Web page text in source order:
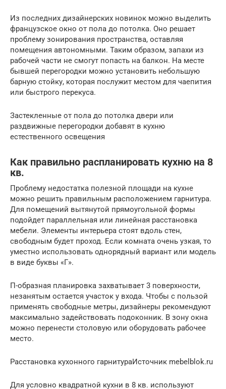
Из последних дизайнерских новинок можно выделить
французское окно от пола до потолка. Оно решает
проблему зонирования пространства, оставляя
помещения автономными. Таким образом, запахи из
рабочей части не смогут попасть на балкон. На месте
бывшей перегородки можно установить небольшую
барную стойку, которая послужит местом для чаепития
или быстрого перекуса.
Застекленные от пола до потолка двери или
раздвижные перегородки добавят в кухню
естественного освещения
Как правильно распланировать кухню на 8
кв.
Проблему недостатка полезной площади на кухне
можно решить правильным расположением гарнитура.
Для помещений вытянутой прямоугольной формы
подойдет параллельная или линейная расстановка
мебели. Элементы интерьера стоят вдоль стен,
свободным будет проход. Если комната очень узкая, то
уместно использовать однорядный вариант или модель
в виде буквы «Г».
П-образная планировка захватывает 3 поверхности,
незанятым остается участок у входа. Чтобы с пользой
применять свободные метры, дизайнеры рекомендуют
максимально задействовать подоконник. В зону окна
можно перенести столовую или оборудовать рабочее
место.
Расстановка кухонного гарнитураИсточник mebelblok.ru
Для условно квадратной кухни в 8 кв. используют